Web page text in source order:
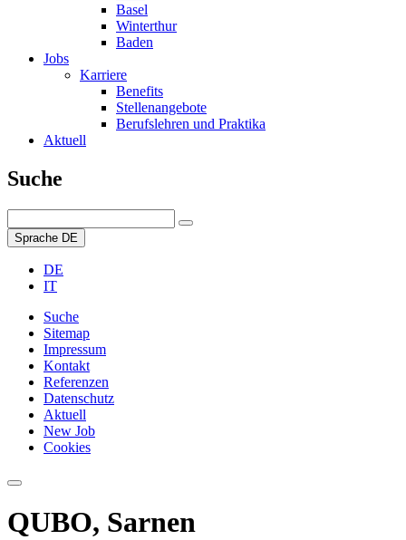
Basel
Winterthur
Baden
Jobs
Karriere
Benefits
Stellenangebote
Berufslehren und Praktika
Aktuell
Suche
Sprache DE
DE
IT
Suche
Sitemap
Impressum
Kontakt
Referenzen
Datenschutz
Aktuell
New Job
Cookies
QUBO, Sarnen